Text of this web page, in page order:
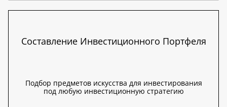
Составление Инвестиционного Портфеля
Подбор предметов искусства для инвестирования
под любую инвестиционную стратегию